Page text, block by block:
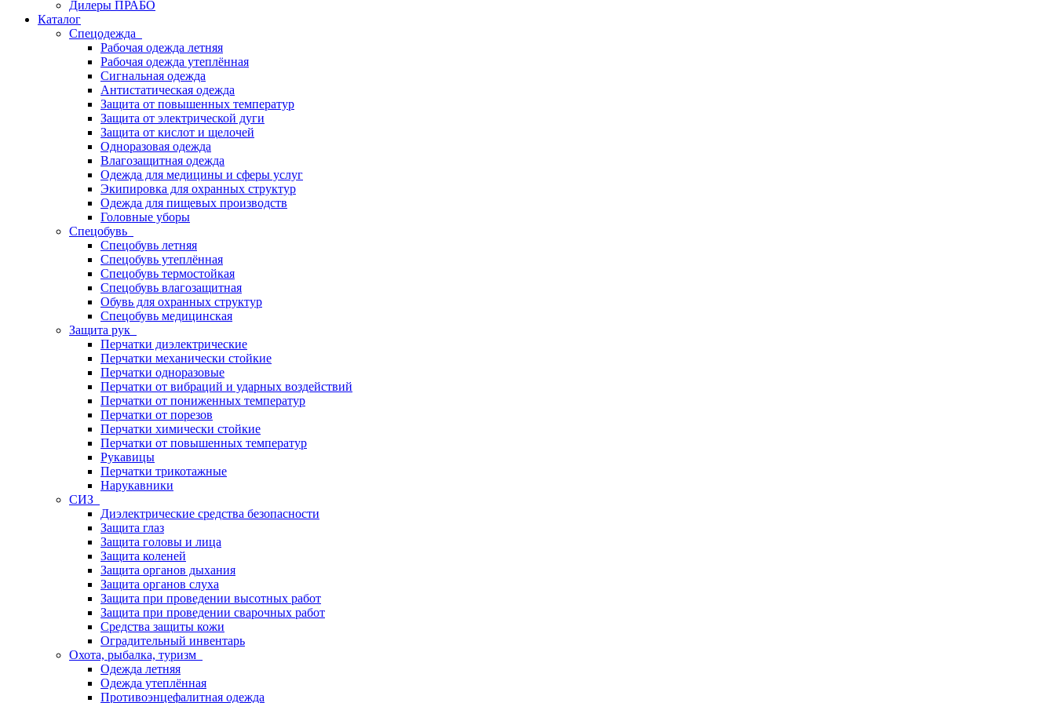
Дилеры ПРАБО
Каталог
Спецодежда
Рабочая одежда летняя
Рабочая одежда утеплённая
Сигнальная одежда
Антистатическая одежда
Защита от повышенных температур
Защита от электрической дуги
Защита от кислот и щелочей
Одноразовая одежда
Влагозащитная одежда
Одежда для медицины и сферы услуг
Экипировка для охранных структур
Одежда для пищевых производств
Головные уборы
Спецобувь
Спецобувь летняя
Спецобувь утеплённая
Спецобувь термостойкая
Спецобувь влагозащитная
Обувь для охранных структур
Спецобувь медицинская
Защита рук
Перчатки диэлектрические
Перчатки механически стойкие
Перчатки одноразовые
Перчатки от вибраций и ударных воздействий
Перчатки от пониженных температур
Перчатки от порезов
Перчатки химически стойкие
Перчатки от повышенных температур
Рукавицы
Перчатки трикотажные
Нарукавники
СИЗ
Диэлектрические средства безопасности
Защита глаз
Защита головы и лица
Защита коленей
Защита органов дыхания
Защита органов слуха
Защита при проведении высотных работ
Защита при проведении сварочных работ
Средства защиты кожи
Оградительный инвентарь
Охота, рыбалка, туризм
Одежда летняя
Одежда утеплённая
Противоэнцефалитная одежда